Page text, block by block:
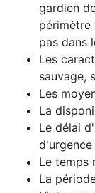
gardien
périmètre
pas dans
Les
sauvage,
Les
La
Le délai
d'urgence
Le temps
La